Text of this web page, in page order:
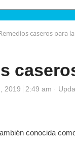
caseros para
2019 2:49 am
conocida